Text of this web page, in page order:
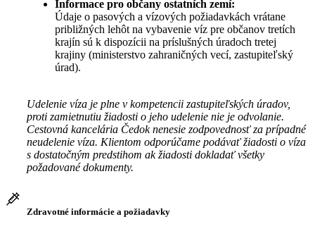
Informace pro občany ostatních zemí:
Údaje o pasových a vízových požiadavkách vrátane
približných lehôt na vybavenie víz pre občanov tretích
krajín sú k dispozícii na príslušných úradoch tretej
krajiny (ministerstvo zahraničných vecí, zastupiteľský
úrad).
Udelenie víza je plne v kompetencii zastupiteľských úradov,
proti zamietnutiu žiadosti o jeho udelenie nie je odvolanie.
Cestovná kancelária Čedok nenesie zodpovednosť za prípadné
neudelenie víza. Klientom odporúčame podávať žiadosti o víza
s dostatočným predstihom ak žiadosti dokladať všetky
požadované dokumenty.
Zdravotné informácie a požiadavky